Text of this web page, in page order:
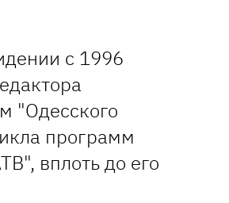
с 1996
"Одесского
программ
вплоть до его